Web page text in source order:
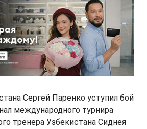
Сергей Паренко уступил бой
международного турнира
тренера Узбекистана Сиднея